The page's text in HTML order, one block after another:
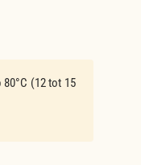
(12 tot 15